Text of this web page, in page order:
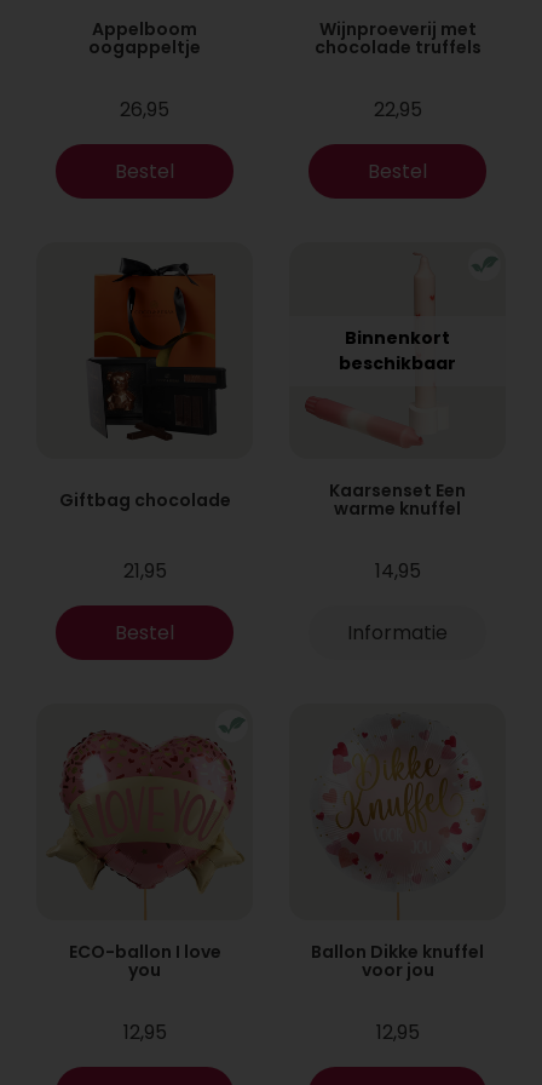
Appelboom
oogappeltje
26,95
Bestel
Wijnproeverij met
chocolade truffels
22,95
Bestel
Giftbag chocolade
21,95
Bestel
Binnenkort
beschikbaar
Kaarsenset Een
warme knuffel
14,95
Informatie
ECO-ballon I love
you
12,95
Ballon Dikke knuffel
voor jou
12,95